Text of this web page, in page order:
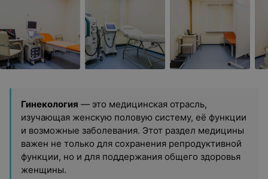
Гинекология — это медицинская отрасль,
изучающая женскую половую систему, её функции
и возможные заболевания. Этот раздел медицины
важен не только для сохранения репродуктивной
функции, но и для поддержания общего здоровья
женщины.